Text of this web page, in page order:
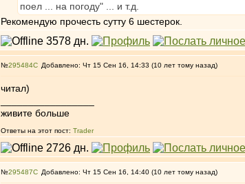
поел ... на погоду" ... и т.д.
Рекомендую прочесть сутту 6 шестерок.
№295484 Добавлено: Чт 15 Сен 16, 14:33 (10 лет тому назад)
читал)
живите больше
Ответы на этот пост: Trader
№295487 Добавлено: Чт 15 Сен 16, 14:40 (10 лет тому назад)